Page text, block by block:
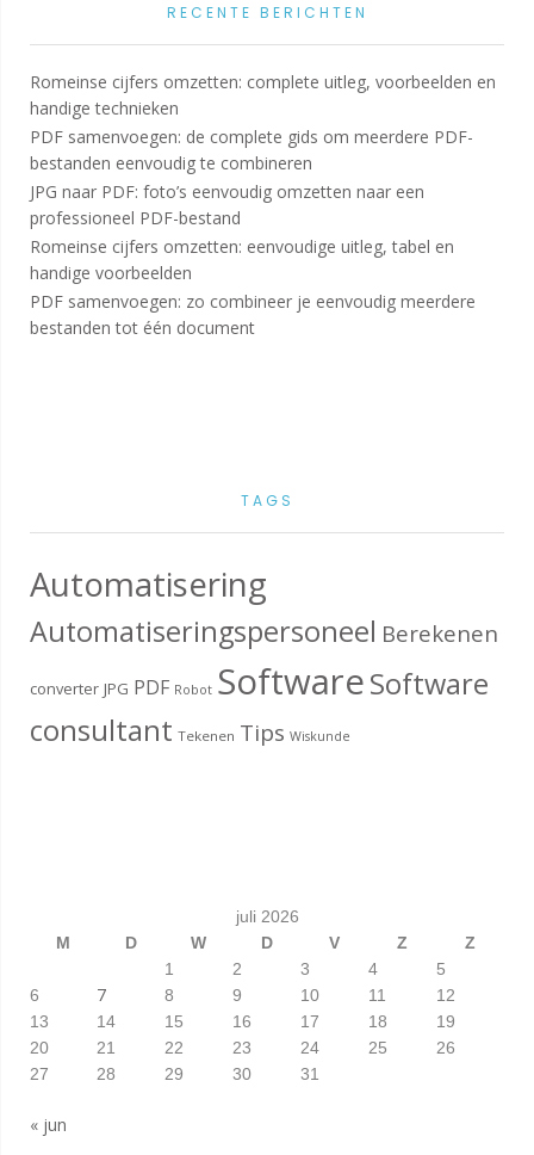
RECENTE BERICHTEN
Romeinse cijfers omzetten: complete uitleg, voorbeelden en
handige technieken
PDF samenvoegen: de complete gids om meerdere PDF-
bestanden eenvoudig te combineren
JPG naar PDF: foto’s eenvoudig omzetten naar een
professioneel PDF-bestand
Romeinse cijfers omzetten: eenvoudige uitleg, tabel en
handige voorbeelden
PDF samenvoegen: zo combineer je eenvoudig meerdere
bestanden tot één document
TAGS
Automatisering
Automatiseringspersoneel Berekenen
converter JPG PDF Robot SoftwareSoftware
consultant Tekenen Tips Wiskunde
juli 2026
M
D W D V Z
Z
1
2 3 4
5
6
7 8 9 10 11
12
13
14 15 16 17 18
19
20
21 22 23 24 25
26
27
28 29 30 31
« jun